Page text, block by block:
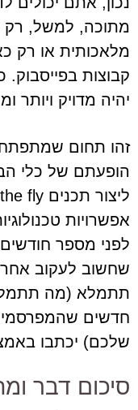
מתוכה, למשל, רק
מלאכותית או רק
קבוצות
יהיה מדויק ויותר
זהו תחום
הופעתם של כלי
אפשרויות
לפני מספר
שחשוב לעקוב
תתמלא (מה
חדשים
שלכם) יכתבו
סיכום דבר